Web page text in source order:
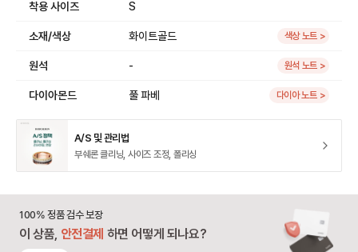
착용 사이즈 S
소재/색상 화이트골드 색상 노트 >
원석 - 원석 노트 >
다이아몬드 풀 파베 다이아 노트 >
A/S 및 관리법
부쉐론 클리닝, 사이즈 조정, 폴리싱
100% 정품 검수 보장
이 상품, 안전결제 하면 어떻게 되나요?